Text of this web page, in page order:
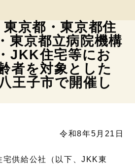
東京都・東京都住
東京都立病院機構
JKK住宅等にお
者を対象とした
王子市で開催し
令和8年5月21日
供給公社（以下、JKK東